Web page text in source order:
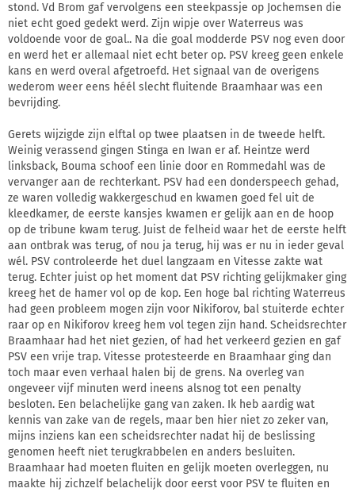
stond. Vd Brom gaf vervolgens een steekpassje op Jochemsen die
niet echt goed gedekt werd. Zijn wipje over Waterreus was
voldoende voor de goal.. Na die goal modderde PSV nog even door
en werd het er allemaal niet echt beter op. PSV kreeg geen enkele
kans en werd overal afgetroefd. Het signaal van de overigens
wederom weer eens héél slecht fluitende Braamhaar was een
bevrijding.
Gerets wijzigde zijn elftal op twee plaatsen in de tweede helft.
Weinig verassend gingen Stinga en Iwan er af. Heintze werd
linksback, Bouma schoof een linie door en Rommedahl was de
vervanger aan de rechterkant. PSV had een donderspeech gehad,
ze waren volledig wakkergeschud en kwamen goed fel uit de
kleedkamer, de eerste kansjes kwamen er gelijk aan en de hoop
op de tribune kwam terug. Juist de felheid waar het de eerste helft
aan ontbrak was terug, of nou ja terug, hij was er nu in ieder geval
wél. PSV controleerde het duel langzaam en Vitesse zakte wat
terug. Echter juist op het moment dat PSV richting gelijkmaker ging
kreeg het de hamer vol op de kop. Een hoge bal richting Waterreus
had geen probleem mogen zijn voor Nikiforov, bal stuiterde echter
raar op en Nikiforov kreeg hem vol tegen zijn hand. Scheidsrechter
Braamhaar had het niet gezien, of had het verkeerd gezien en gaf
PSV een vrije trap. Vitesse protesteerde en Braamhaar ging dan
toch maar even verhaal halen bij de grens. Na overleg van
ongeveer vijf minuten werd ineens alsnog tot een penalty
besloten. Een belachelijke gang van zaken. Ik heb aardig wat
kennis van zake van de regels, maar ben hier niet zo zeker van,
mijns inziens kan een scheidsrechter nadat hij de beslissing
genomen heeft niet terugkrabbelen en anders besluiten.
Braamhaar had moeten fluiten en gelijk moeten overleggen, nu
maakte hij zichzelf belachelijk door eerst voor PSV te fluiten en